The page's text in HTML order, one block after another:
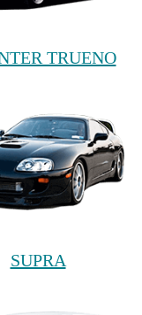
TRUENO
SUPRA